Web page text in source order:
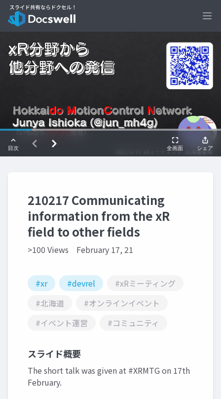
210217 Communicating
information from the xR
field to other fields
>100 Views February 17, 21
#xr #devrel
#xRミーティング
#北海道
#オンラインイベント
#イベント運営
#コミュニティ
スライド概要
The short talk was given at #XRMTG on 17th
February.